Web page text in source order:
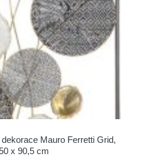
Mauro Ferretti Grid,
x 90,5 cm